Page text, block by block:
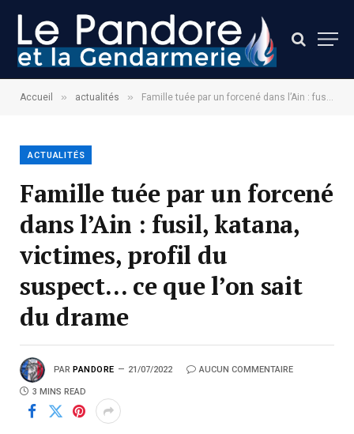
Accueil » actualités » Famille tuée par un forcené dans l’Ain : fusil, katana, victimes, profil du suspect… ce que l’on sait du drame
ACTUALITÉS
Famille tuée par un forcené
dans l’Ain : fusil, katana,
victimes, profil du
suspect… ce que l’on sait
du drame
PAR PANDORE 21/07/2022 AUCUN COMMENTAIRE
3 MINS READ